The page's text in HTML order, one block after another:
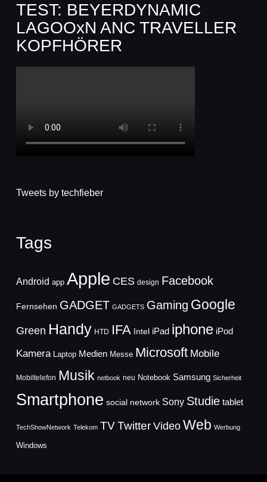
TEST: BEYERDYNAMIC
LAGOOxN ANC TRAVELLER
KOPFHÖRER
Tweets by techfieber
Tags
Android app Apple CES design Facebook
Fernsehen GADGET GADGETS Gaming Google
Green Handy HTD IFA Intel iPad iphone iPod
Kamera Laptop Medien Messe Microsoft Mobile
Mobiltelefon Musik netbook neu Notebook Samsung Sicherheit
Smartphone social network Sony Studie tablet
TechShowNetwork Telekom TVTwitter Video Web Werbung
Windows